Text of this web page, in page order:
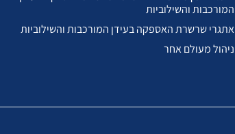
המורכבות והשילוביות
אתגרי שרשרת האספקה בעידן המורכבות והשילוביות
ניהול מעולם אחר